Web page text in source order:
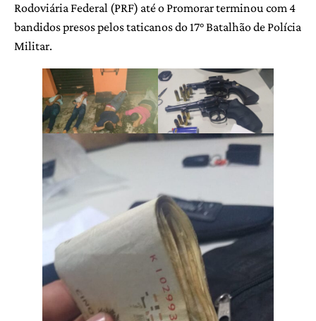
Rodoviária Federal (PRF) até o Promorar terminou com 4
bandidos presos pelos taticanos do 17° Batalhão de Polícia
Militar.